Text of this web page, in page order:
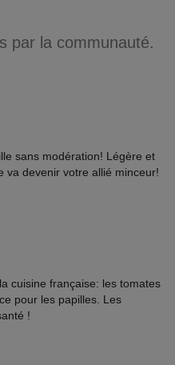
par la communauté.
sans modération! Légère et
va devenir votre allié minceur!
cuisine française: les tomates
pour les papilles. Les
!